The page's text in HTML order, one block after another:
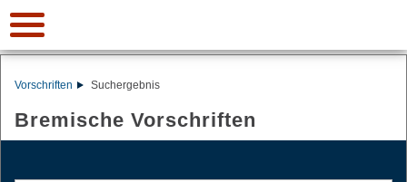
Vorschriften Suchergebnis
Bremische Vorschriften